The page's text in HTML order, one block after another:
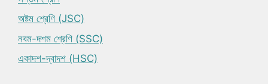
অষ্টম শ্রেণি (JSC)
নবম-দশম শ্রেণি (SSC)
একাদশ-দ্বাদশ (HSC)